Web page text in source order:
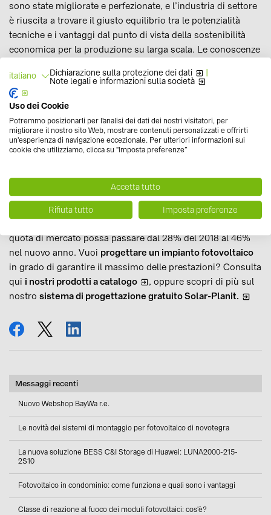
sono state migliorate e perfezionate, e l’industria di settore
è riuscita a trovare il giusto equilibrio tra le potenzialità
tecniche e i vantaggi dal punto di vista della sostenibilità
economica per la produzione su larga scala. Le conoscenze
tecnologia PERC si potesse diffondere rapidamente nel
mercato del fotovoltaico: in breve, infatti, la capacità
produttiva legata a questa tecnologia è arrivata oggi a quasi
un terzo di quella mondiale. Un risultato possibile anche
grazie alla spinta del piano statale cinese "Top Runner",
volto a incentivare, appunto, la progettazione e installazione
energetica. In generale, comunque, la crescita legata alla
diffusione dellecelle con tecnologia PERCè destinata a ad
aumentare nettamente, a livello globale, anche nel 2019:
quota di mercato possa passare dal 28% del 2018 al 46%
nel nuovo anno. Vuoi progettare un impianto fotovoltaico
in grado di garantire il massimo delle prestazioni? Consulta
qui i nostri prodotti a catalogo
, oppure scopri di più sul
nostro sistema di progettazione gratuito Solar-Planit.
condividi
tweetcondividi
Messaggi recenti
Nuovo Webshop BayWa r.e.
Le novità dei sistemi di montaggio per fotovoltaico di novotegra
La nuova soluzione BESS C&I Storage di Huawei: LUNA2000-215-
2S10
Fotovoltaico in condominio: come funziona e quali sono i vantaggi
Classe di reazione al fuoco dei moduli fotovoltaici: cos'è?
italiano Dichiarazione sulla protezione dei dati |
Note legali e informazioni sulla società
Uso dei Cookie
Potremmo posizionarli per l'analisi dei dati dei nostri visitatori, per
migliorare il nostro sito Web, mostrare contenuti personalizzati e offrirti
un'esperienza di navigazione eccezionale. Per ulteriori informazioni sui
cookie che utilizziamo, clicca su "Imposta preferenze”
Accetta tutto
Rifiuta tutto Imposta preferenze